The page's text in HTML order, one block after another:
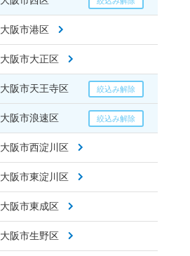
大阪市港区
大阪市大正区
大阪市天王寺区
大阪市浪速区
大阪市西淀川区
大阪市東淀川区
大阪市東成区
大阪市生野区